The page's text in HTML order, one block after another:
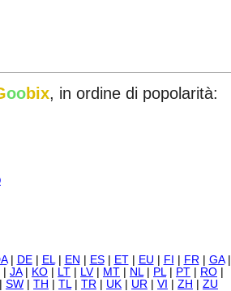
oobix, in ordine di popolarità:
| DE| EL| EN ES| ET| EU FI FR| GA|
JA| KO LT LV| MT NL| PL| PT RO
SW TH TL| TR UK UR VI ZH ZU